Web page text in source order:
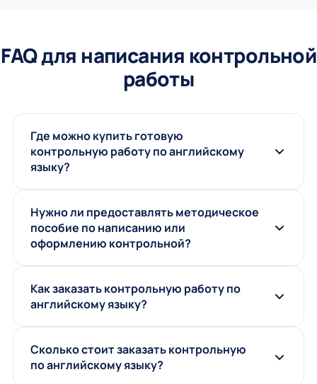
FAQ для написания контрольной
работы
Где можно купить готовую
контрольную работу по английскому
языку?
Нужно ли предоставлять методическое
пособие по написанию или
оформлению контрольной?
Как заказать контрольную работу по
английскому языку?
Сколько стоит заказать контрольную
по английскому языку?